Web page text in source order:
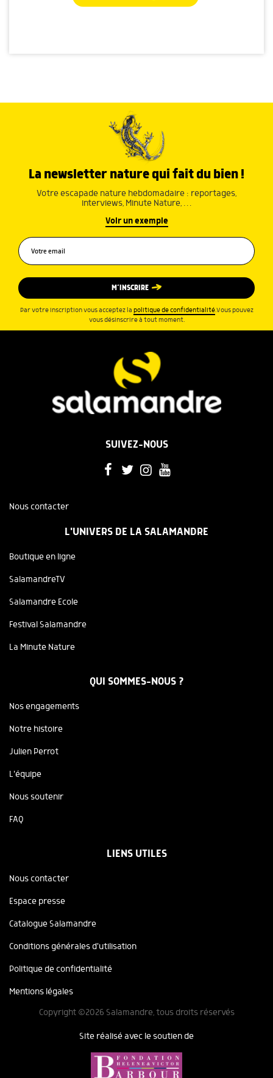
La newsletter nature qui fait du bien !
Votre escapade nature hebdomadaire : reportages,
interviews, Minute Nature, …
Voir un exemple
M’INSCRIRE
Par votre inscription vous acceptez la politique de confidentialité.Vous pouvez
vous désinscrire à tout moment.
SUIVEZ-NOUS
Nous contacter
L'UNIVERS DE LA SALAMANDRE
Boutique en ligne
SalamandreTV
Salamandre Ecole
Festival Salamandre
La Minute Nature
QUI SOMMES-NOUS ?
Nos engagements
Notre histoire
Julien Perrot
L'équipe
Nous soutenir
FAQ
LIENS UTILES
Nous contacter
Espace presse
Catalogue Salamandre
Conditions générales d'utilisation
Politique de confidentialité
Mentions légales
Copyright ©2026 Salamandre, tous droits réservés
Site réalisé avec le soutien de